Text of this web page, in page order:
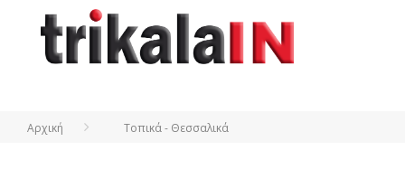
Αρχική Τοπικά - Θεσσαλικά